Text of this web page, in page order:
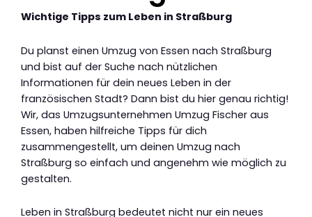
Wichtige Tipps zum Leben in Straßburg
Du planst einen Umzug von Essen nach Straßburg
und bist auf der Suche nach nützlichen
Informationen für dein neues Leben in der
französischen Stadt? Dann bist du hier genau richtig!
Wir, das Umzugsunternehmen Umzug Fischer aus
Essen, haben hilfreiche Tipps für dich
zusammengestellt, um deinen Umzug nach
Straßburg so einfach und angenehm wie möglich zu
gestalten.
Leben in Straßburg bedeutet nicht nur ein neues